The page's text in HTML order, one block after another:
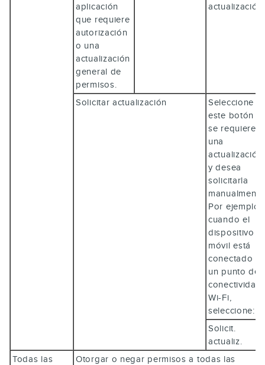
aplicación
que requiere
autorización
o una
actualización
general de
permisos.
actualización.
Solicitar actualización
Seleccione
este botón si
se requiere
una
actualización
y desea
solicitarla
Por ejemplo,
cuando el
dispositivo
móvil está
conectado a
un punto de
conectividad
Wi-Fi,
seleccione:
Solicit.
actualiz.
Todas las
Otorgar o negar permisos a todas las